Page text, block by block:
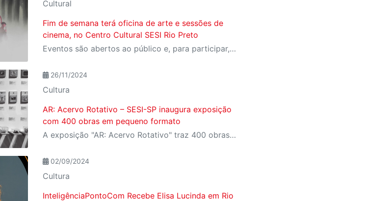
Cultural
Fim de semana terá oficina de arte e sessões de
cinema, no Centro Cultural SESI Rio Preto
Eventos são abertos ao público e, para participar, basta reservar os ingressos gratuitos por meio do site Meu SESI
26/11/2024
Cultura
AR: Acervo Rotativo – SESI-SP inaugura exposição
com 400 obras em pequeno formato
A exposição "AR: Acervo Rotativo" traz 400 obras em pequeno formato ao SESI-SP, celebrando a diversidade artística e o acesso democrático à arte.
02/09/2024
Cultura
InteligênciaPontoCom Recebe Elisa Lucinda em Rio